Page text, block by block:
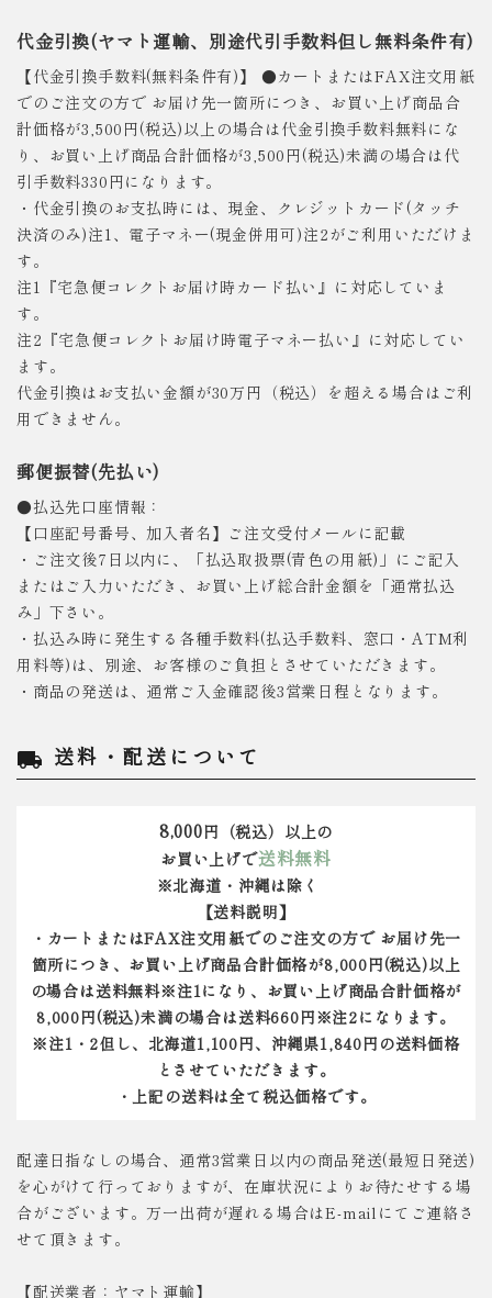
代金引換(ヤマト運輸、別途代引手数料但し無料条件有)
【代金引換手数料(無料条件有)】 ●カートまたはFAX注文用紙
でのご注文の方で お届け先一箇所につき、お買い上げ商品合
計価格が3,500円(税込)以上の場合は代金引換手数料無料にな
り、お買い上げ商品合計価格が3,500円(税込)未満の場合は代
引手数料330円になります。
・代金引換のお支払時には、現金、クレジットカード(タッチ
決済のみ)注1、電子マネー(現金併用可)注2がご利用いただけま
す。
注1『宅急便コレクトお届け時カード払い』に対応していま
す。
注2『宅急便コレクトお届け時電子マネー払い』に対応してい
ます。
代金引換はお支払い金額が30万円（税込）を超える場合はご利
用できません。
郵便振替(先払い)
●払込先口座情報：
【口座記号番号、加入者名】ご注文受付メールに記載
・ご注文後7日以内に、「払込取扱票(青色の用紙)」にご記入
またはご入力いただき、お買い上げ総合計金額を「通常払込
み」下さい。
・払込み時に発生する各種手数料(払込手数料、窓口・ATM利
用料等)は、別途、お客様のご負担とさせていただきます。
・商品の発送は、通常ご入金確認後3営業日程となります。
local_shipping 送料・配送について
8,000円（税込）以上の
お買い上げで送料無料
※北海道・沖縄は除く
【送料説明】
・カートまたはFAX注文用紙でのご注文の方で お届け先一
箇所につき、お買い上げ商品合計価格が8,000円(税込)以上
の場合は送料無料※注1になり、お買い上げ商品合計価格が
8,000円(税込)未満の場合は送料660円※注2になります。
※注1・2但し、北海道1,100円、沖縄県1,840円の送料価格
とさせていただきます。
・上記の送料は全て税込価格です。
配達日指なしの場合、通常3営業日以内の商品発送(最短日発送)
を心がけて行っておりますが、在庫状況によりお待たせする場
合がございます。万一出荷が遅れる場合はE-mailにてご連絡さ
せて頂きます。
【配送業者：ヤマト運輸】